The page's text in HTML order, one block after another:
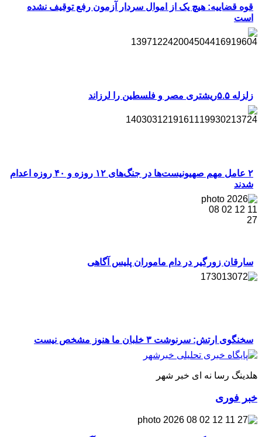
قوه قضاییه: هیچ یک از اموال سردار آزمون رفع توقیف نشده
است
زلزله ۵.۵ریشتری مصر و فلسطین را لرزاند
۲ عامل مهم صهیونیست‌ها در جنگ‌های ۱۲ روزه و ۴۰ روزه اعدام
شدند
سارقان زورگیر در دام ماموران پلیس آگاهی
سخنگوی ارتش: سرنوشت ۳ خلبان ما هنوز مشخص نیست
هلدینگ رسا نه ای خبر شهر
خبر فوری